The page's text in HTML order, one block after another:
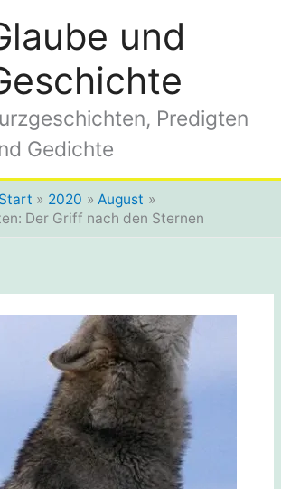
und
Predigten
Gedichte
Start 2020
August
Der Griff nach den Sternen